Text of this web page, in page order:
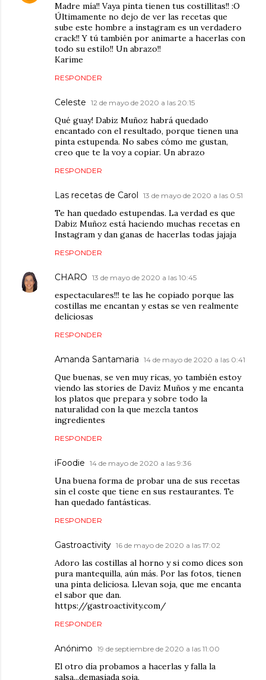
Madre mía!! Vaya pinta tienen tus costillitas!! :O
Últimamente no dejo de ver las recetas que
sube este hombre a instagram es un verdadero
crack!! Y tú también por animarte a hacerlas con
todo su estilo!! Un abrazo!!
Karime
RESPONDER
Celeste 12 de mayo de 2020 a las 20:15
Qué guay! Dabiz Muñoz habrá quedado
encantado con el resultado, porque tienen una
pinta estupenda. No sabes cómo me gustan,
creo que te la voy a copiar. Un abrazo
RESPONDER
Las recetas de Carol 13 de mayo de 2020 a las 0:51
Te han quedado estupendas. La verdad es que
Dabiz Muñoz está haciendo muchas recetas en
Instagram y dan ganas de hacerlas todas jajaja
RESPONDER
CHARO 13 de mayo de 2020 a las 10:45
espectaculares!!! te las he copiado porque las
costillas me encantan y estas se ven realmente
deliciosas
RESPONDER
Amanda Santamaria 14 de mayo de 2020 a las 0:41
Que buenas, se ven muy ricas, yo también estoy
viendo las stories de Daviz Muños y me encanta
los platos que prepara y sobre todo la
naturalidad con la que mezcla tantos
ingredientes
RESPONDER
iFoodie 14 de mayo de 2020 a las 9:36
Una buena forma de probar una de sus recetas
sin el coste que tiene en sus restaurantes. Te
han quedado fantásticas.
RESPONDER
Gastroactivity 16 de mayo de 2020 a las 17:02
Adoro las costillas al horno y si como dices son
pura mantequilla, aún más. Por las fotos, tienen
una pinta deliciosa. Llevan soja, que me encanta
el sabor que dan.
https://gastroactivity.com/
RESPONDER
Anónimo 19 de septiembre de 2020 a las 11:00
El otro día probamos a hacerlas y falla la
salsa...demasiada soja.